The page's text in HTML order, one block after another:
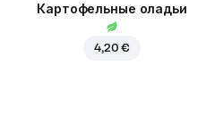
Картофельные оладьи
4,20 €